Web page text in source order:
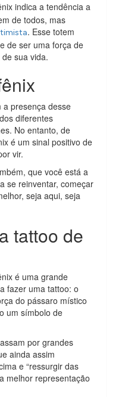
indica a tendência a
de todos, mas
. Esse totem
de ser uma força de
sua vida.
a presença desse
diferentes
No entanto, de
é um sinal positivo de
vir.
que você está a
se reinventar, começar
seja aqui, seja
tattoo de
é uma grande
fazer uma tattoo: o
do pássaro místico
um símbolo de
por grandes
ainda assim
e “ressurgir das
melhor representação